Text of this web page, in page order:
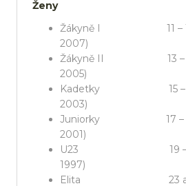
Ženy
Žákyně I 11 – 12
2007)
Žákyně II 13 – 14
2005)
Kadetky 15 – 16
2003)
Juniorky 17 – 18
2001)
U23 19 – 22
1997)
Elita 23 a